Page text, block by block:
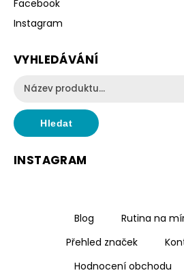
Facebook
Instagram
VYHLEDÁVÁNÍ
Hledat
INSTAGRAM
Blog
Rutina na
Přehled značek
Hodnocení obchodu